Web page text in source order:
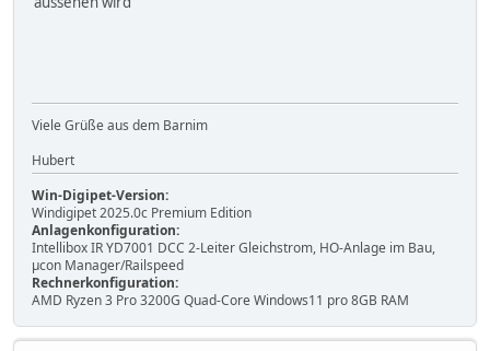
Viele Grüße aus dem Barnim
Hubert
Win-Digipet-Version:
Windigipet 2025.0c Premium Edition
Anlagenkonfiguration:
Intellibox IR YD7001 DCC 2-Leiter Gleichstrom, HO-Anlage im Bau,
µcon Manager/Railspeed
Rechnerkonfiguration:
AMD Ryzen 3 Pro 3200G Quad-Core Windows11 pro 8GB RAM